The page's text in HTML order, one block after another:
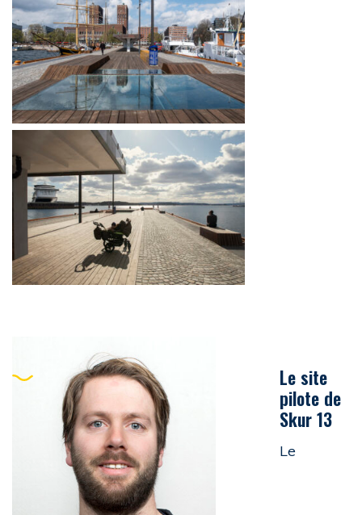
Le site
pilote de
Skur 13
Le